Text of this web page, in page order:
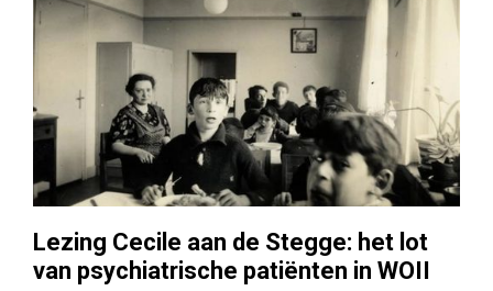
Lezing Cecile aan de Stegge: het lot
van psychiatrische patiënten in WOII